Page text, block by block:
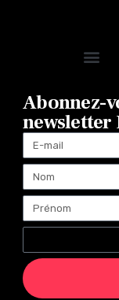
Abonnez-
newsletter